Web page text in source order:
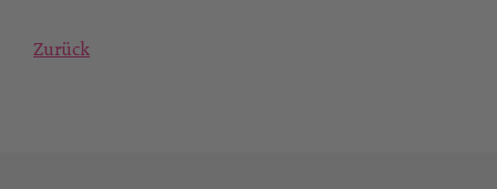
Zurück